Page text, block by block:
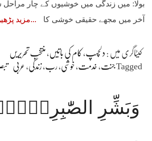
بولا: میں زندگی میں خوشیوں کے چار مراحل
آخر میں مجھے حقیقی خوشی کا
مزید
کیٹاگری میں : دلچسپ، کام کی باتیں ، منتخب تحریریں
Taggedجنت، خدمت، خوشی، رب،زندگی، عربی
وَبَشِّرِ